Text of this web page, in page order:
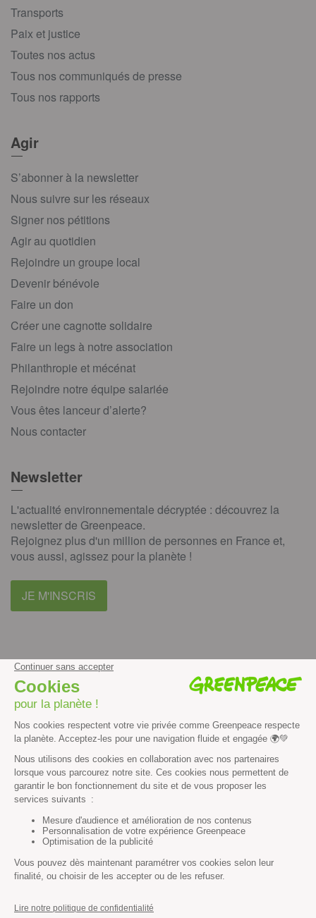
Transports
Paix et justice
Toutes nos actus
Tous nos communiqués de presse
Tous nos rapports
Agir
S’abonner à la newsletter
Nous suivre sur les réseaux
Signer nos pétitions
Agir au quotidien
Rejoindre un groupe local
Devenir bénévole
Faire un don
Créer une cagnotte solidaire
Faire un legs à notre association
Philanthropie et mécénat
Rejoindre notre équipe salariée
Vous êtes lanceur d’alerte?
Nous contacter
Newsletter
L'actualité environnementale décryptée : découvrez la
newsletter de Greenpeace.
Rejoignez plus d'un million de personnes en France et,
vous aussi, agissez pour la planète !
JE M'INSCRIS
instagramyoutube
Contenus et propriété intellectuelle
Mentions légales
Politique de confidentialité
Les autres sites de Greenpeace
dans le monde
Cliquez-ici pour modifier vos préférences en matière de cookies
Greenpeace
Tel : 01 80 96 96 96